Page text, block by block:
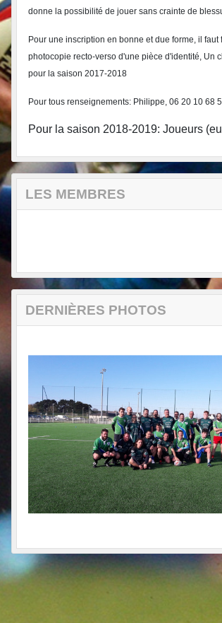
donne la possibilité de jouer sans crainte de
Pour une inscription en bonne et due forme, il
photocopie recto-verso d'une pièce d'identité, Un
pour la saison 2017-2018
Pour tous renseignements: Philippe, 06 20 10 68
Pour la saison 2018-2019: Joueurs
LES MEMBRES
DERNIÈRES PHOTOS